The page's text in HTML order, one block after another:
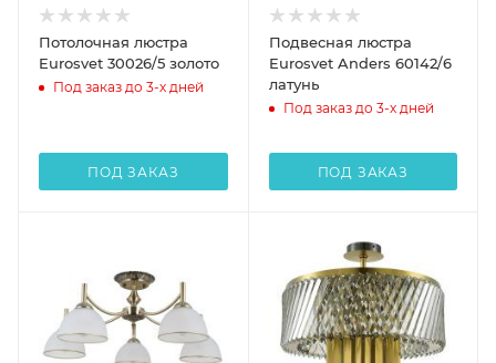
Потолочная люстра
Eurosvet 30026/5 золото
Под заказ до 3-х дней
ПОД ЗАКАЗ
Подвесная люстра
Eurosvet Anders 60142/6
латунь
Под заказ до 3-х дней
ПОД ЗАКАЗ